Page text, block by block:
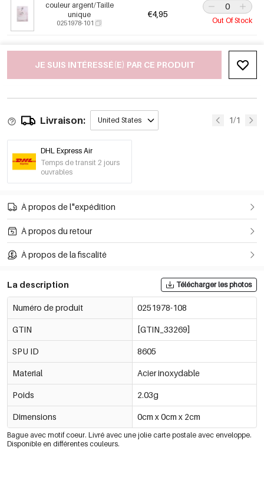
couleur argent/Taille
unique
0251978-101
€4,95
Out Of Stock
JE SUIS INTÉRESSÉ(E) PAR CE PRODUIT
Livraison: United States 1/1
DHL Express Air
Temps de transit 2 jours
ouvrables
À propos de l"expédition
À propos du retour
À propos de la fiscalité
La description Télécharger les photos
Numéro de produit 0251978-108
GTIN [GTIN_33269]
SPU ID 8605
Material Acier inoxydable
Poids 2.03g
Dimensions 0cm x 0cm x 2cm
Bague avec motif coeur. Livré avec une jolie carte postale avec enveloppe.
Disponible en différentes couleurs.